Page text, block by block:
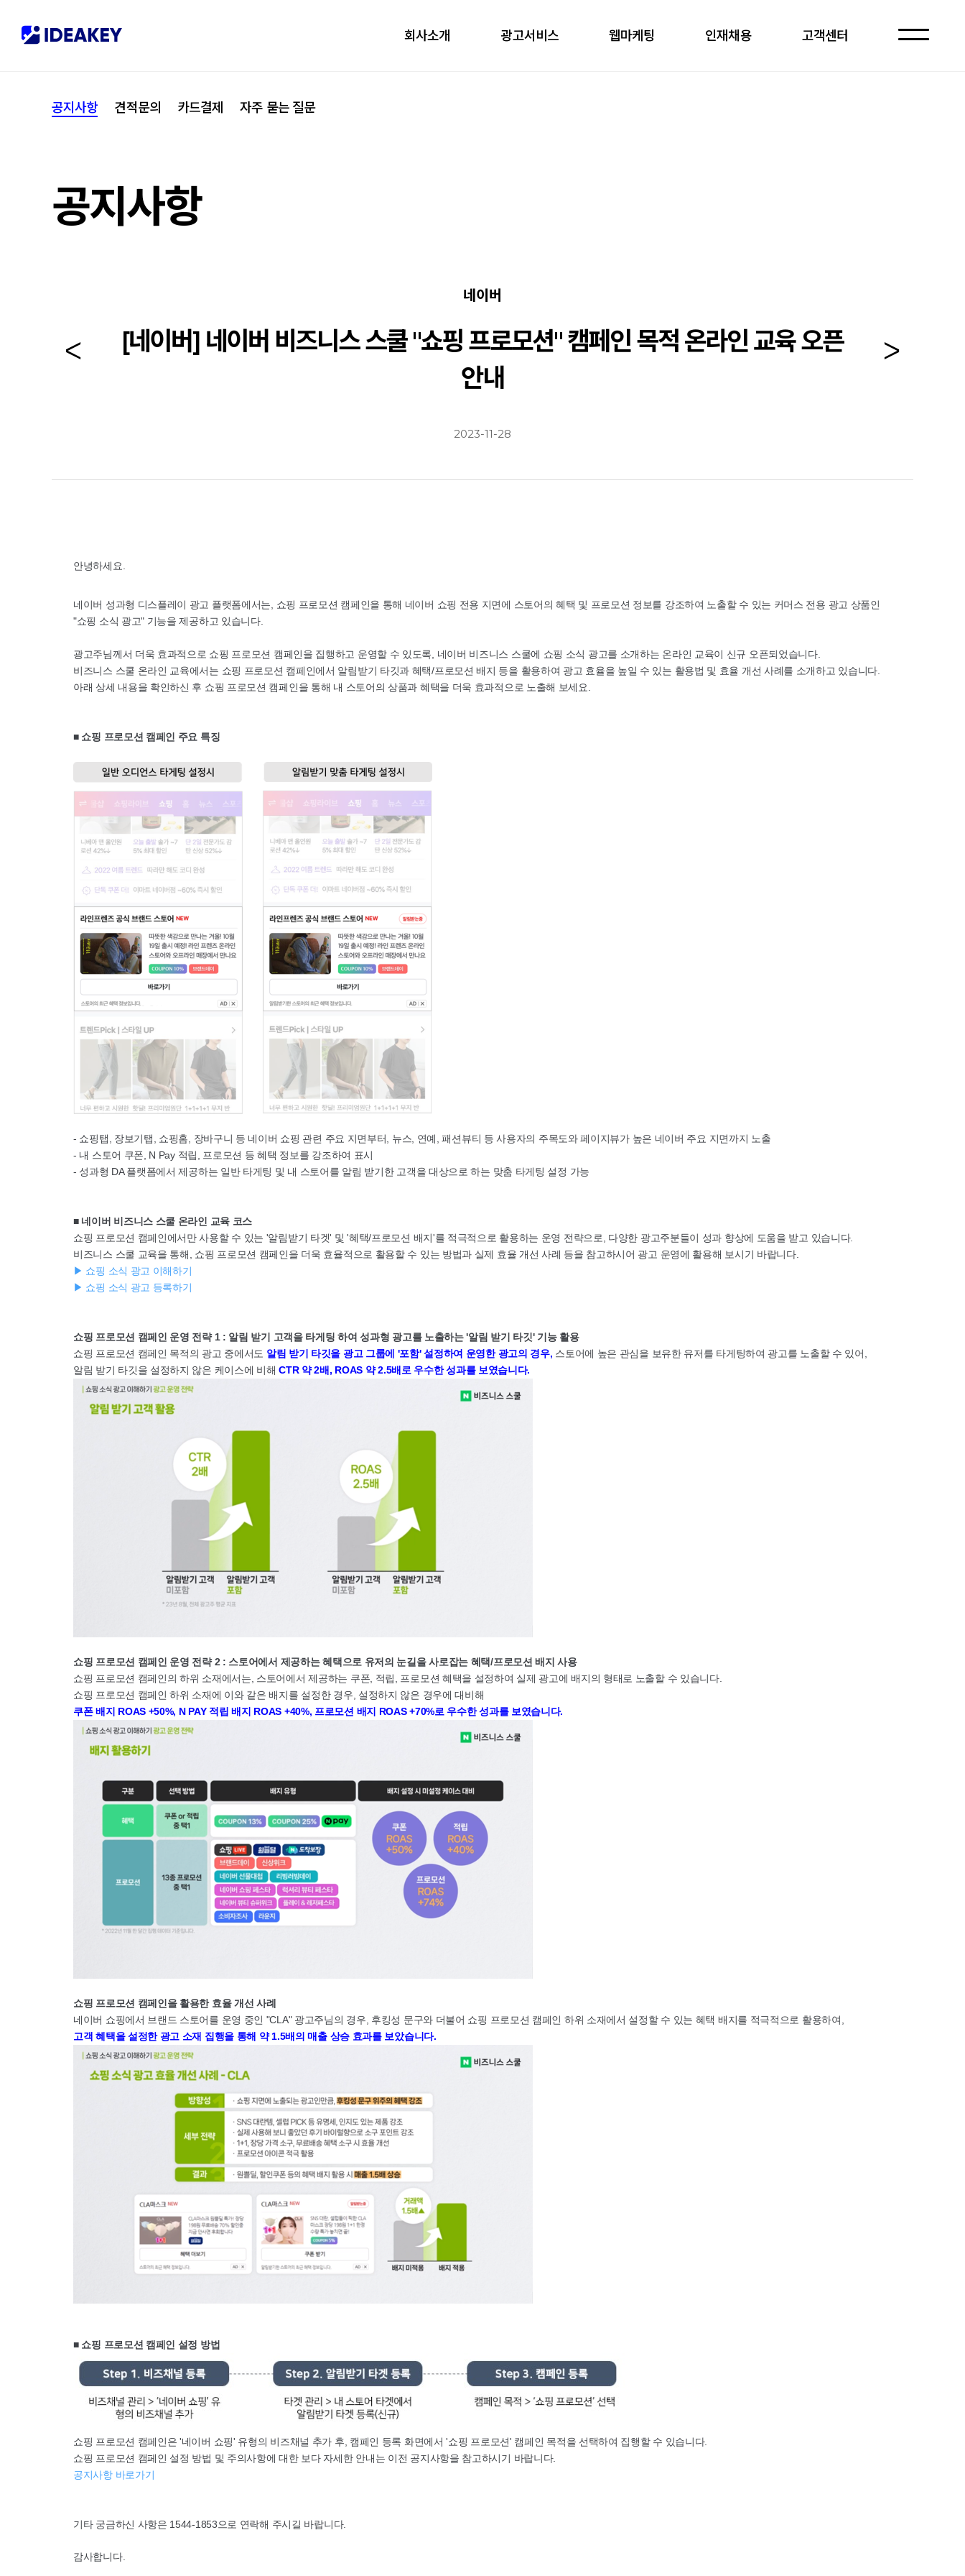
자주 묻는 질문
회사소개 광고서비스 웹마케팅 인재채용 고객센터
공지사항 견적문의 카드결제 자주 묻는 질문
공지사항
네이버
[네이버] 네이버 비즈니스 스쿨 "쇼핑 프로모션" 캠페인 목적 온라인 교육 오픈
안내
2023-11-28
안녕하세요.
네이버 성과형 디스플레이 광고 플랫폼에서는, 쇼핑 프로모션 캠페인을 통해 네이버 쇼핑 전용 지면에 스토어의 혜택 및 프로모션 정보를 강조하여 노출할 수 있는 커머스 전용 광고 상품인
"쇼핑 소식 광고" 기능을 제공하고 있습니다.
광고주님께서 더욱 효과적으로 쇼핑 프로모션 캠페인을 집행하고 운영할 수 있도록, 네이버 비즈니스 스쿨에 쇼핑 소식 광고를 소개하는 온라인 교육이 신규 오픈되었습니다.
비즈니스 스쿨 온라인 교육에서는 쇼핑 프로모션 캠페인에서 알림받기 타깃과 혜택/프로모션 배지 등을 활용하여 광고 효율을 높일 수 있는 활용법 및 효율 개선 사례를 소개하고 있습니다.
아래 상세 내용을 확인하신 후 쇼핑 프로모션 캠페인을 통해 내 스토어의 상품과 혜택을 더욱 효과적으로 노출해 보세요.
■ 쇼핑 프로모션 캠페인 주요 특징
- 쇼핑탭, 장보기탭, 쇼핑홈, 장바구니 등 네이버 쇼핑 관련 주요 지면부터, 뉴스, 연예, 패션뷰티 등 사용자의 주목도와 페이지뷰가 높은 네이버 주요 지면까지 노출
- 내 스토어 쿠폰, N Pay 적립, 프로모션 등 혜택 정보를 강조하여 표시
- 성과형 DA 플랫폼에서 제공하는 일반 타게팅 및 내 스토어를 알림 받기한 고객을 대상으로 하는 맞춤 타게팅 설정 가능
■ 네이버 비즈니스 스쿨 온라인 교육 코스
쇼핑 프로모션 캠페인에서만 사용할 수 있는 '알림받기 타겟' 및 '혜택/프로모션 배지'를 적극적으로 활용하는 운영 전략으로, 다양한 광고주분들이 성과 향상에 도움을 받고 있습니다.
비즈니스 스쿨 교육을 통해, 쇼핑 프로모션 캠페인을 더욱 효율적으로 활용할 수 있는 방법과 실제 효율 개선 사례 등을 참고하시어 광고 운영에 활용해 보시기 바랍니다.
▶ 쇼핑 소식 광고 이해하기
▶ 쇼핑 소식 광고 등록하기
쇼핑 프로모션 캠페인 운영 전략 1 : 알림 받기 고객을 타게팅 하여 성과형 광고를 노출하는 '알림 받기 타깃' 기능 활용
쇼핑 프로모션 캠페인 목적의 광고 중에서도 알림 받기 타깃을 광고 그룹에 '포함' 설정하여 운영한 광고의 경우, 스토어에 높은 관심을 보유한 유저를 타게팅하여 광고를 노출할 수 있어,
알림 받기 타깃을 설정하지 않은 케이스에 비해CTR 약 2배, ROAS 약 2.5배로 우수한 성과를 보였습니다.
쇼핑 프로모션 캠페인 운영 전략 2 : 스토어에서 제공하는 혜택으로 유저의 눈길을 사로잡는 혜택/프로모션 배지 사용
쇼핑 프로모션 캠페인의 하위 소재에서는, 스토어에서 제공하는 쿠폰, 적립, 프로모션 혜택을 설정하여 실제 광고에 배지의 형태로 노출할 수 있습니다.
쇼핑 프로모션 캠페인 하위 소재에 이와 같은 배지를 설정한 경우, 설정하지 않은 경우에 대비해
쿠폰 배지 ROAS +50%, N PAY 적립 배지 ROAS +40%, 프로모션 배지 ROAS +70%로 우수한 성과를 보였습니다.
쇼핑 프로모션 캠페인을 활용한 효율 개선 사례
네이버 쇼핑에서 브랜드 스토어를 운영 중인 "CLA" 광고주님의 경우, 후킹성 문구와 더불어 쇼핑 프로모션 캠페인 하위 소재에서 설정할 수 있는 혜택 배지를 적극적으로 활용하여,
고객 혜택을 설정한 광고 소재 집행을 통해 약 1.5배의 매출 상승 효과를 보았습니다.
■ 쇼핑 프로모션 캠페인 설정 방법
쇼핑 프로모션 캠페인은 '네이버 쇼핑' 유형의 비즈채널 추가 후, 캠페인 등록 화면에서 '쇼핑 프로모션' 캠페인 목적을 선택하여 집행할 수 있습니다.
쇼핑 프로모션 캠페인 설정 방법 및 주의사항에 대한 보다 자세한 안내는 이전 공지사항을 참고하시기 바랍니다.
공지사항 바로가기
기타 궁금하신 사항은 1544-1853으로 연락해 주시길 바랍니다.
감사합니다.